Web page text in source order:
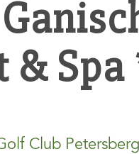
&
Club Petersberg